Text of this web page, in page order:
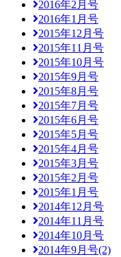
2016年2月号
2016年1月号
2015年12月号
2015年11月号
2015年10月号
2015年9月号
2015年8月号
2015年7月号
2015年6月号
2015年5月号
2015年4月号
2015年3月号
2015年2月号
2015年1月号
2014年12月号
2014年11月号
2014年10月号
2014年9月号(2)